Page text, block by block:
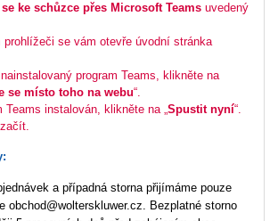
ke schůzce přes Microsoft Teams uvedený
prohlížeči se vám otevře úvodní stránka
program Teams, klikněte na
se místo toho na webu“.
Teams instalován, klikněte na „Spustit nyní“.
a případná storna přijímáme pouze
obchod@wolterskluwer.cz. Bezplatné storno